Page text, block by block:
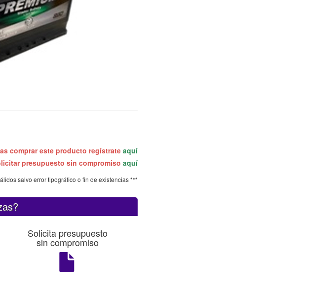
comprar este producto regístrate aquí
presupuesto sin compromiso aquí
salvo error tipográfico o fin de existencias ***
Solicita presupuesto
sin compromiso